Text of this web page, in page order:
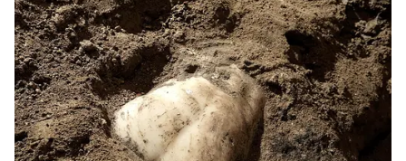
सुरक्षा तक...जानिए इस बार क्या-क्या
बदला?
किन परीक्षाओं पर होगा लागू? जानिए
10 बड़े सवालों के जवाब
LATEST VIDEOS
Modi in IIT Delhi: '1 लाख करोड़..अंग्रेजी में
बोलूं', देश के युवाओं को Modi ने दिया बहुत बड़ा
टास्क